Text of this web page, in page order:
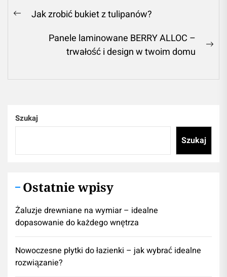
Nawigacja
Previous
Jak zrobić bukiet z tulipanów?
Panele laminowane BERRY ALLOC –
trwałość i design w twoim domu
Szukaj
Szukaj
Ostatnie wpisy
Żaluzje drewniane na wymiar – idealne
dopasowanie do każdego wnętrza
Nowoczesne płytki do łazienki – jak wybrać idealne
rozwiązanie?